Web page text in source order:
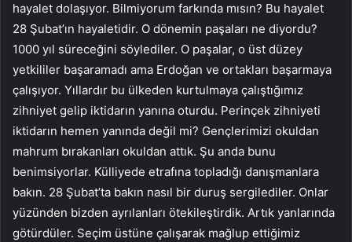
hayalet dolaşıyor. Bilmiyorum farkında mısın? Bu hayalet
28 Şubat’ın hayaletidir. O dönemin paşaları ne diyordu?
1000 yıl süreceğini söylediler. O paşalar, o üst düzey
yetkililer başaramadı ama Erdoğan ve ortakları başarmaya
çalışıyor. Yıllardır bu ülkeden kurtulmaya çalıştığımız
zihniyet gelip iktidarın yanına oturdu. Perinçek zihniyeti
iktidarın hemen yanında değil mi? Gençlerimizi okuldan
mahrum bırakanları okuldan attık. Şu anda bunu
benimsiyorlar. Külliyede etrafına topladığı danışmanlara
bakın. 28 Şubat’ta bakın nasıl bir duruş sergilediler. Onlar
yüzünden bizden ayrılanları ötekileştirdik. Artık yanlarında
götürdüler. Seçim üstüne çalışarak mağlup ettiğimiz